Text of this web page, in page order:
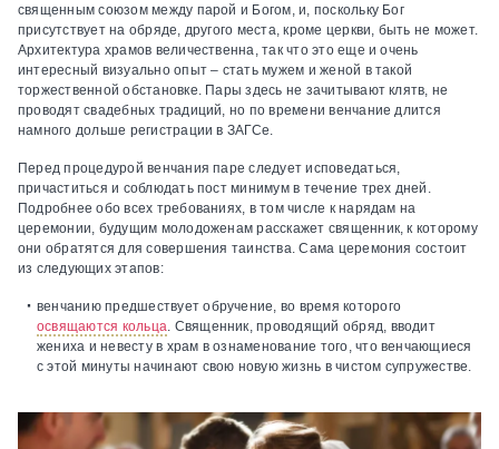
священным союзом между парой и Богом, и, поскольку Бог
присутствует на обряде, другого места, кроме церкви, быть не может.
Архитектура храмов величественна, так что это еще и очень
интересный визуально опыт – стать мужем и женой в такой
торжественной обстановке. Пары здесь не зачитывают клятв, не
проводят свадебных традиций, но по времени венчание длится
намного дольше регистрации в ЗАГСе.
Перед процедурой венчания паре следует исповедаться,
причаститься и соблюдать пост минимум в течение трех дней.
Подробнее обо всех требованиях, в том числе к нарядам на
церемонии, будущим молодоженам расскажет священник, к которому
они обратятся для совершения таинства. Сама церемония состоит
из следующих этапов:
венчанию предшествует обручение, во время которого
освящаются кольца. Священник, проводящий обряд, вводит
жениха и невесту в храм в ознаменование того, что венчающиеся
с этой минуты начинают свою новую жизнь в чистом супружестве.